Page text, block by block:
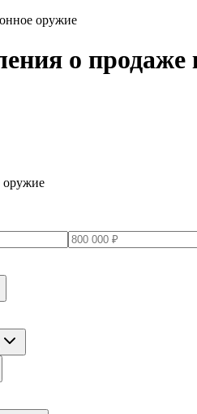
оружие
о продаже
оружие